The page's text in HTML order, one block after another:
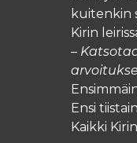
kuitenkin
Kirin
–
Ensi
Kaikki